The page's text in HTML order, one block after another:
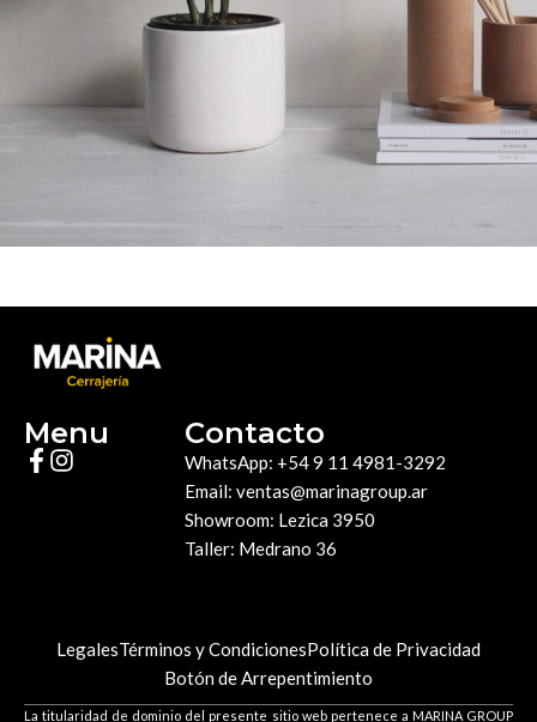
Accessories
Potenti parturient parturie
Menu Contacto
WhatsApp: +54 9 11 4981-3292
Email: ventas@marinagroup.ar
Showroom: Lezica 3950
Taller: Medrano 36
LegalesTérminos y CondicionesPolítica de Privacidad
Botón de Arrepentimiento
La titularidad de dominio del presente sitio web pertenece a MARINA GROUP